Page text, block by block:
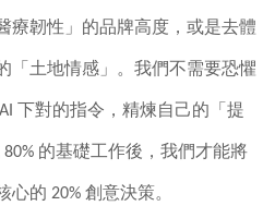
療韌性」的品牌高度，或是去體
「土地情感」。我們不需要恐懼
AI 下對的指令，精煉自己的「提
80% 的基礎工作後，我們才能將
心的 20% 創意決策。